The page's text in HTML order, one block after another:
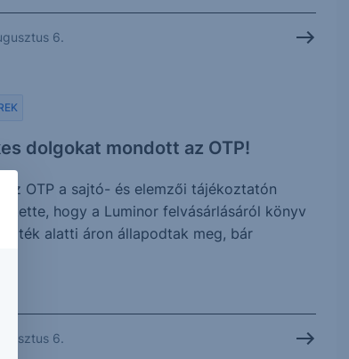
6.
dolgokat mondott az OTP!
az OTP a sajtó- és elemzői tájékoztatón
hogy a Luminor felvásárlásáról könyv
érték alatti áron állapodtak meg, bár
6.